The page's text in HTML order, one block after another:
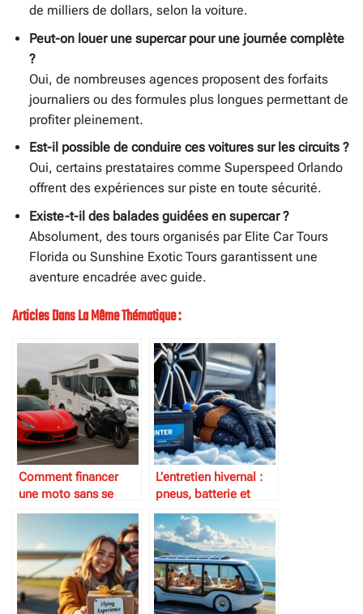
de milliers de dollars, selon la voiture.
Peut-on louer une supercar pour une journée complète
?
Oui, de nombreuses agences proposent des forfaits
journaliers ou des formules plus longues permettant de
profiter pleinement.
Est-il possible de conduire ces voitures sur les circuits ?
Oui, certains prestataires comme Superspeed Orlando
offrent des expériences sur piste en toute sécurité.
Existe-t-il des balades guidées en supercar ?
Absolument, des tours organisés par Elite Car Tours
Florida ou Sunshine Exotic Tours garantissent une
aventure encadrée avec guide.
Articles Dans La Même Thématique :
Comment financer
une moto sans se
ruiner
L’entretien hivernal :
pneus, batterie et
protection